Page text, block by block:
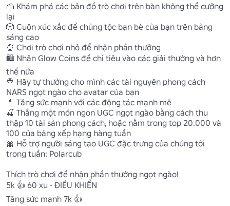
🍰 Khám phá các bản đồ trò chơi trên bàn không thể cưỡng
lại
🎲 Cuộn xúc xắc để chủng tộc bạn bè của bạn trên bảng
sáng cao
🍨 Chơi trò chơi nhỏ để nhận phần thưởng
🛍️ Nhận Glow Coins để chi tiêu vào các giải thưởng và hơn
thế nữa
🍭 Hãy tự thưởng cho mình các tài nguyên phong cách
NARS ngọt ngào cho avatar của bạn
💄 Tăng sức mạnh với các động tác mạnh mẽ
🍒 Thắng một món ngon UGC ngọt ngào bằng cách thu
thập 10 tài sản phong cách, hoặc nằm trong top 20.000 và
100 của bảng xếp hạng hàng tuần
🎀 Hỗ trợ người sáng tạo UGC đặc trưng của chúng tôi
trong tuần: Polarcub
Thích trò chơi để nhận phần thưởng ngọt ngào!
5k 👍 60 xu - ĐIỀU KHIỂN
Tăng sức mạnh 7k 👍